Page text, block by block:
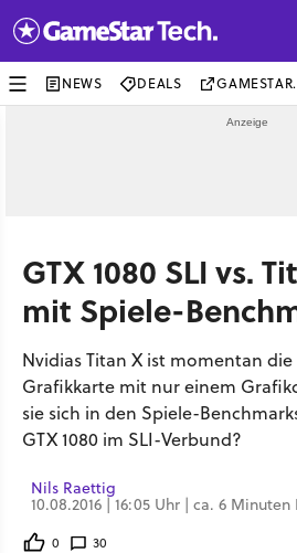
NEWS DEALS
GTX 1080 SLI vs.
mit Spiele-
Nvidias Titan X ist momentan
Grafikkarte mit nur einem
sie sich in den Spiele-
GTX 1080 im SLI-Verbund?
Nils Raettig
10.08.2016 | 16:05 Uhr | ca. 6 Minuten
0 30